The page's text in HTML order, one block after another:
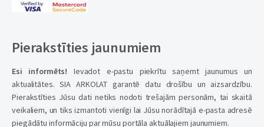
Pierakstīties jaunumiem
Esi informēts! Ievadot e-pastu piekrītu saņemt jaunumus un
aktualitātes. SIA ARKOLAT garantē datu drošību un aizsardzību.
Pierakstīties Jūsu dati netiks nodoti trešajām personām, tai skaitā
veikaliem, un tiks izmantoti vienīgi lai Jūsu norādītajā e-pasta adresē
piegādātu informāciju par mūsu portāla aktuālajiem jaunumiem.